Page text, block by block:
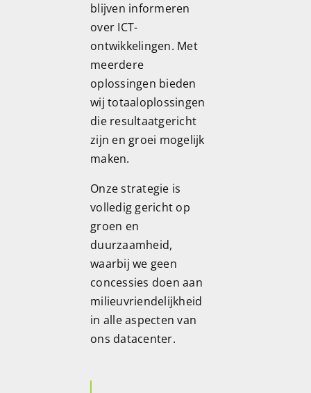
blijven informeren
over ICT-
ontwikkelingen. Met
meerdere
oplossingen bieden
wij totaaloplossingen
die resultaatgericht
zijn en groei mogelijk
maken.
Onze strategie is
volledig gericht op
groen en
duurzaamheid,
waarbij we geen
concessies doen aan
milieuvriendelijkheid
in alle aspecten van
ons datacenter.